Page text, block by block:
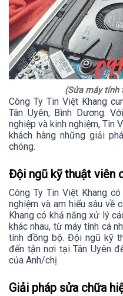
(Sửa máy tính
Công Ty Tin Việt Khang
Tân Uyên, Bình Dương.
nghiệp và kinh nghiệm, Tin
khách hàng những giải
chóng.
Đội ngũ kỹ thuật viên
Công Ty Tin Việt Khang
nghiệm và am hiểu sâu về
Khang có khả năng xử lý
khác nhau, từ máy tính cá
tính đồng bộ. Đội ngũ kỹ
đến tận nơi tại Tân Uyên
của Anh/chị.
Giải pháp sửa chữa